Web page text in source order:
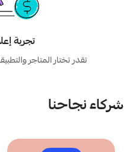
تجربة
تقدر تختار المتاجر
شركاء نجاحنا